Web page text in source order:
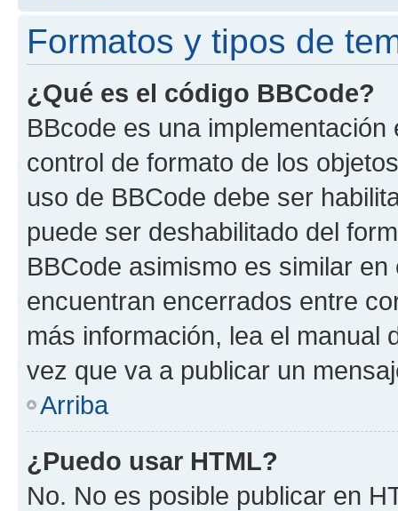
Formatos y tipos de
¿Qué es el código BBCode?
BBcode es una
control de formato de los
uso de BBCode debe ser
puede ser deshabilitado del
BBCode asimismo es similar
encuentran encerrados entre
más información, lea el manual
vez que va a publicar un
Arriba
¿Puedo usar HTML?
No. No es posible publicar en